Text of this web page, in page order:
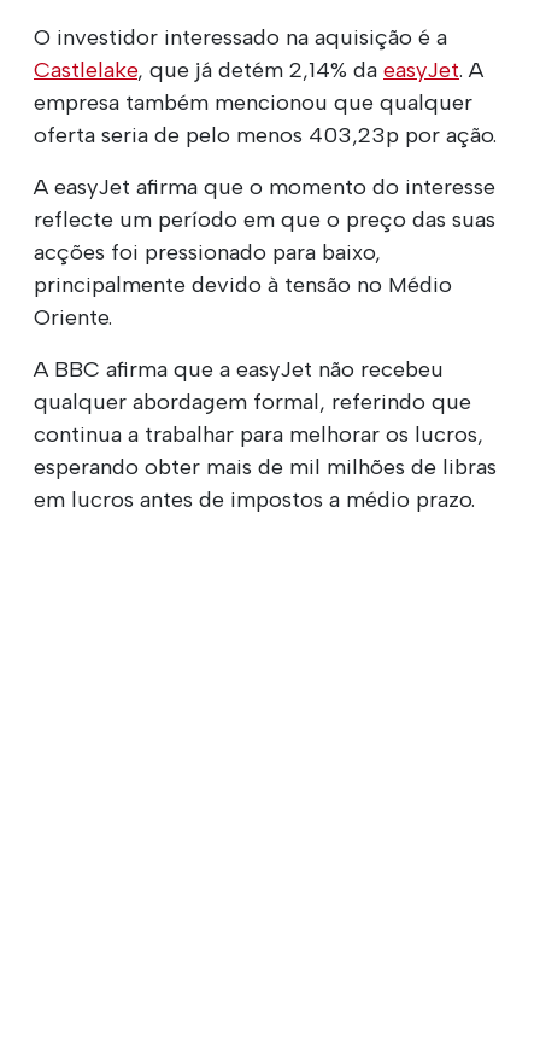
O investidor interessado na aquisição é a
Castlelake, que já detém 2,14% da easyJet. A
empresa também mencionou que qualquer
oferta seria de pelo menos 403,23p por ação.
A easyJet afirma que o momento do interesse
reflecte um período em que o preço das suas
acções foi pressionado para baixo,
principalmente devido à tensão no Médio
Oriente.
A BBC afirma que a easyJet não recebeu
qualquer abordagem formal, referindo que
continua a trabalhar para melhorar os lucros,
esperando obter mais de mil milhões de libras
em lucros antes de impostos a médio prazo.